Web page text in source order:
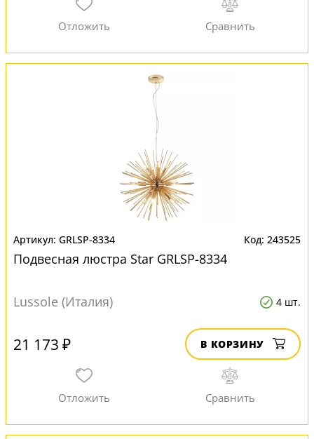
GRLSP-8334 243525
Подвесная люстра Star GRLSP-8334
Lussole (Италия) 4 шт.
21 173 ₽ В КОРЗИНУ